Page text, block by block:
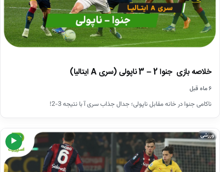
خلاصه بازی جنوا 2 – 3 ناپولی (سری A ایتالیا)
۶ ماه قبل
ناکامی جنوا در خانه مقابل ناپولی؛ جدال جذاب سری آ با نتیجه 3-2!
▶
ورزشی